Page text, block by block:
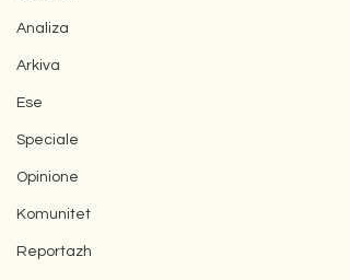
Analiza
Arkiva
Ese
Speciale
Opinione
Komunitet
Reportazh